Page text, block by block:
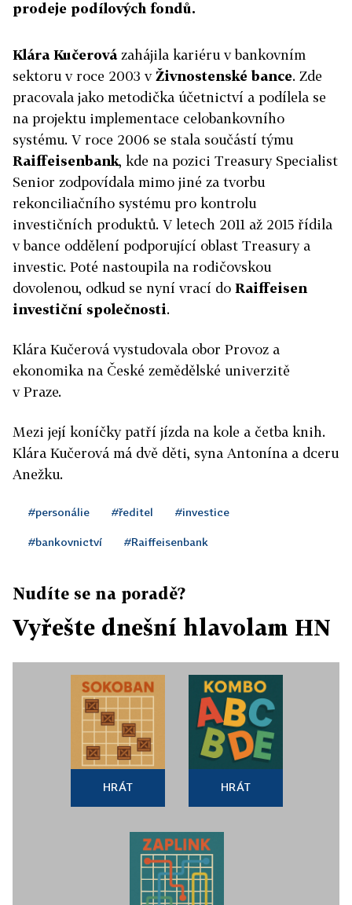
prodeje podílových fondů.
Klára Kučerovázahájila kariéru v bankovním
sektoru v roce 2003 v Živnostenské bance. Zde
pracovala jako metodička účetnictví a podílela se
na projektu implementace celobankovního
systému. V roce 2006 se stala součástí týmu
Raiffeisenbank, kde na pozici Treasury Specialist
Senior zodpovídala mimo jiné za tvorbu
rekonciliačního systému pro kontrolu
investičních produktů. V letech 2011 až 2015 řídila
v bance oddělení podporující oblast Treasury a
investic. Poté nastoupila na rodičovskou
dovolenou, odkud se nyní vrací do Raiffeisen
investiční společnosti.
Klára Kučerová vystudovala obor Provoz a
ekonomika na České zemědělské univerzitě
v Praze.
Mezi její koníčky patří jízda na kole a četba knih.
Klára Kučerová má dvě děti, syna Antonína a dceru
Anežku.
#personálie #ředitel #investice
#bankovnictví #Raiffeisenbank
Nudíte se na poradě?
Vyřešte dnešní hlavolam HN
HRÁT HRÁT